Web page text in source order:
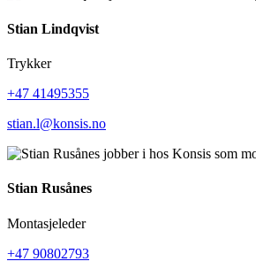
Stian Lindqvist
Trykker
+47 41495355
stian.l@konsis.no
Stian Rusånes
Montasjeleder
+47 90802793